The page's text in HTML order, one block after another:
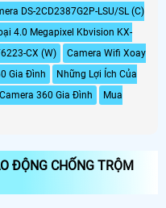
DS-2CD2387G2P-LSU/SL (C)
4.0 Megapixel Kbvision KX-
CX (W)
Camera Wifi Xoay
Gia Đình
Những Lợi Ích Của
360 Gia Đình
Mua
ĐỘNG CHỐNG TRỘM